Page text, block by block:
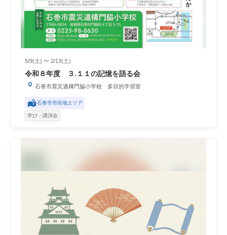
5/9(土) 〜 2/13(土)
令和８年度 ３.１１の記憶を語る会
石巻市震災遺構門脇小学校 多目的学習室
石巻市市街地エリア
学び・講演会